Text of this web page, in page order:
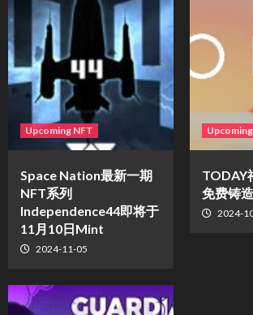
Upcoming NFT
Space Nation最新一期
NFT系列
Independence44即将于
11月10日Mint
2024-11-05
TODAY
免费铸造
2024-